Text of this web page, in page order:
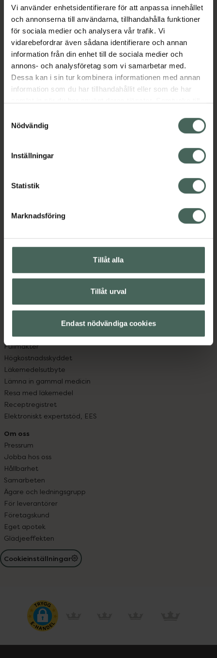
Vi använder enhetsidentifierare för att anpassa innehållet
och annonserna till användarna, tillhandahålla funktioner
för sociala medier och analysera vår trafik. Vi
vidarebefordrar även sådana identifierare och annan
information från din enhet till de sociala medier och
annons- och analysföretag som vi samarbetar med.
Dessa kan i sin tur kombinera informationen med annan
information som du har tillhandahållit eller som de har
återkalla ditt samtycke via webbplatsens
cookieinställningar. Ett återkallat samtycke påverkar inte
lagligheten av behandling som skett innan återkallelsen.
Nödvändig
Inställningar
Statistik
Marknadsföring
Tillåt alla
Tillåt urval
Endast nödvändiga cookies
Aktuella erbjudanden
Beskrivning Dölj
syd till Lappland i norr, och online i mobilen och på
datorn. Oavsett vem du är så är det vårt uppdrag att
med oss.
Kundservice
Hitta apotek
Kundklubb
App
Om recept och läkemedel
Fullmakter
Högkostnadsskyddet
Läkemedelsutbyte
Lämna in gammal medicin
Resa med läkemedel
Receptregistret
Elektroniskt expertstöd, EES
Om oss
Pressrum
Jobba hos oss
Hållbarhet
Samarbeten
Ägare och ledningsgrupp
För leverantörer
Företagskund
Eget apotek
Glädjeeffekten
Cookieinställningar